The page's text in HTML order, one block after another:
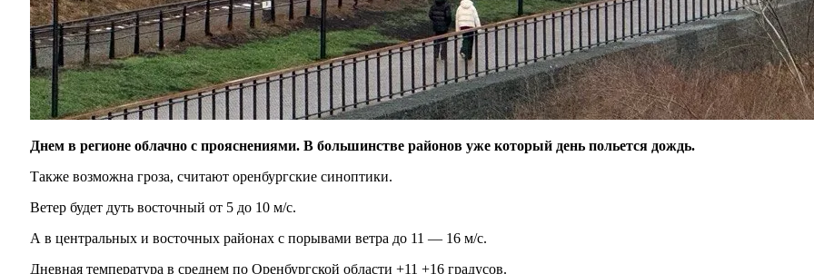
Днем в регионе облачно с прояснениями. В большинстве районов уже который день польется дождь.
Также возможна гроза, считают оренбургские синоптики.
Ветер будет дуть восточный от 5 до 10 м/с.
А в центральных и восточных районах с порывами ветра до 11 — 16 м/с.
Дневная температура в среднем по Оренбургской области +11 +16 градусов.